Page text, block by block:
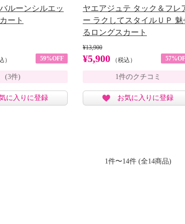
ルーンシルエッ
ート
） 59%OFF
(3件)
に入りに登録
ヤエアジュテ タック＆フレ
ー ラクしてスタイルＵＰ 魅
るロングスカート
¥13,900
¥5,900 （税込）
1件のクチコミ
お気に入りに登録
1件〜14件 (全14商品)